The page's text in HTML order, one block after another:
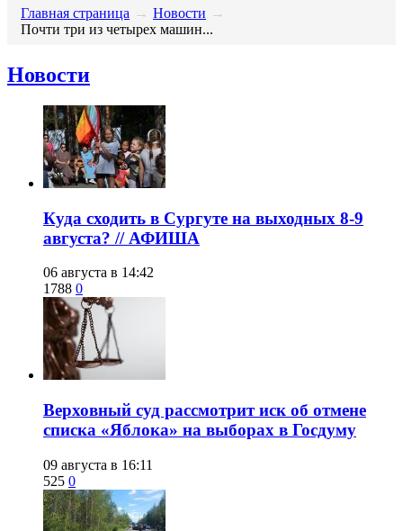
Главная страница → Новости →
Почти три из четырех машин...
Новости
​Куда сходить в Сургуте на выходных 8-9
августа? // АФИША
06 августа в 14:42
1788 0
​Верховный суд рассмотрит иск об отмене
списка «Яблока» на выборах в Госдуму
09 августа в 16:11
525 0